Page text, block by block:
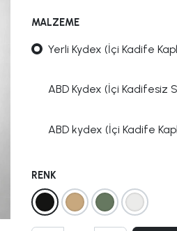
MALZEME
Yerli Kydex (İçi Kadife
ABD Kydex (İçi Kadifesiz
ABD kydex (İçi Kadife
RENK